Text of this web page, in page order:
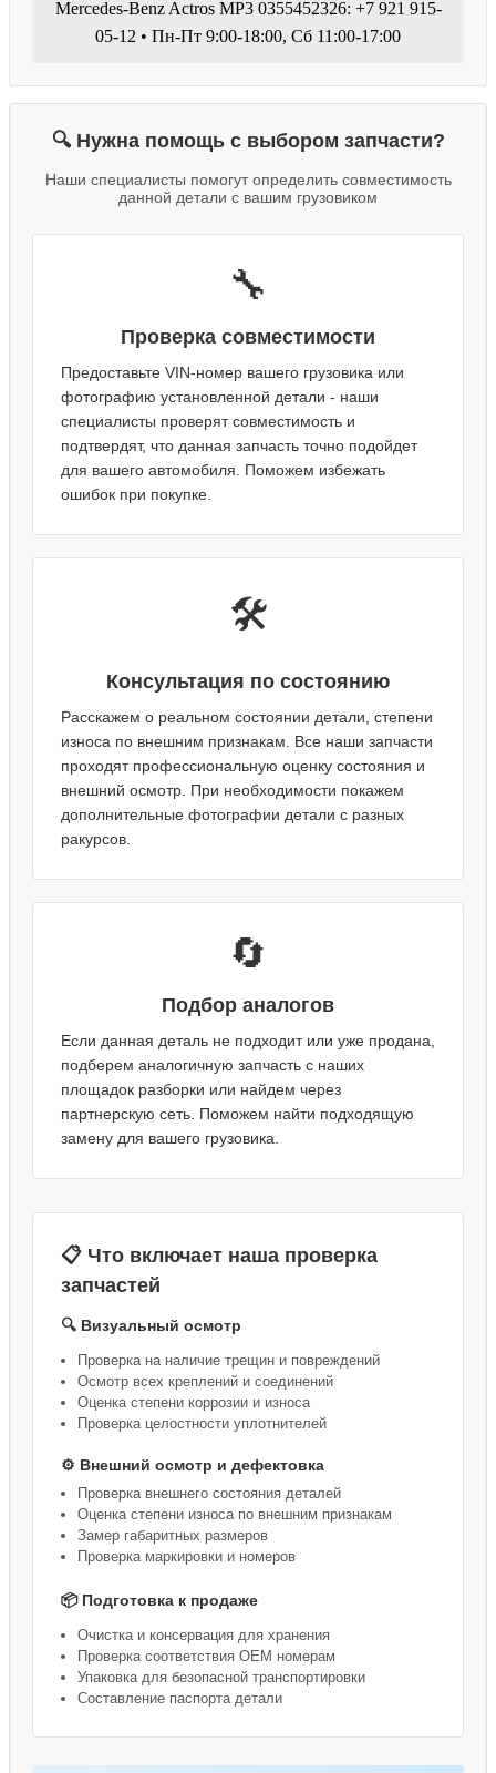
Mercedes-Benz Actros MP3 0355452326: +7 921 915-
05-12 • Пн-Пт 9:00-18:00, Сб 11:00-17:00
🔍 Нужна помощь с выбором запчасти?
Наши специалисты помогут определить совместимость
данной детали с вашим грузовиком
🔧
Проверка совместимости
Предоставьте VIN-номер вашего грузовика или
фотографию установленной детали - наши
специалисты проверят совместимость и
подтвердят, что данная запчасть точно подойдет
для вашего автомобиля. Поможем избежать
ошибок при покупке.
🛠️
Консультация по состоянию
Расскажем о реальном состоянии детали, степени
износа по внешним признакам. Все наши запчасти
проходят профессиональную оценку состояния и
внешний осмотр. При необходимости покажем
дополнительные фотографии детали с разных
ракурсов.
🔄
Подбор аналогов
Если данная деталь не подходит или уже продана,
подберем аналогичную запчасть с наших
площадок разборки или найдем через
партнерскую сеть. Поможем найти подходящую
замену для вашего грузовика.
📋 Что включает наша проверка
запчастей
🔍 Визуальный осмотр
Проверка на наличие трещин и повреждений
Осмотр всех креплений и соединений
Оценка степени коррозии и износа
Проверка целостности уплотнителей
⚙️ Внешний осмотр и дефектовка
Проверка внешнего состояния деталей
Оценка степени износа по внешним признакам
Замер габаритных размеров
Проверка маркировки и номеров
📦 Подготовка к продаже
Очистка и консервация для хранения
Проверка соответствия OEM номерам
Упаковка для безопасной транспортировки
Составление паспорта детали